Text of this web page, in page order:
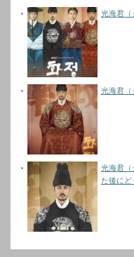
光海君（
光海君（
光海君（
た後にど